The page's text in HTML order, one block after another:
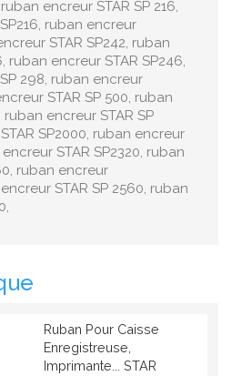
encreur STAR SP 216,
ruban encreur
STAR SP242, ruban
ruban encreur STAR SP246,
298, ruban encreur
STAR SP 500, ruban
ruban encreur STAR SP
SP2000, ruban encreur
STAR SP2320, ruban
ruban encreur
STAR SP 2560, ruban
Ruban Pour Caisse
Enregistreuse,
Imprimante... STAR